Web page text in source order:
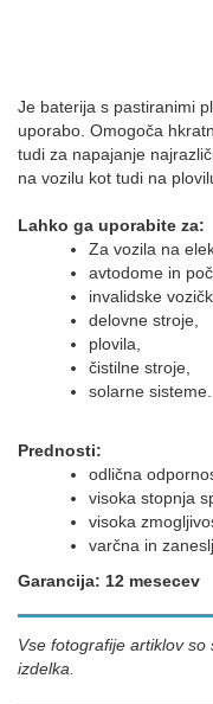
Je baterija s pastiranimi
uporabo. Omogoča
tudi za napajanje
na vozilu kot tudi na
Lahko ga uporabite za:
Za vozila na
avtodome in
invalidske
delovne stroje,
plovila,
čistilne stroje,
solarne sisteme.
Prednosti:
odlična
visoka stopnja
visoka
varčna in
Garancija: 12 mesecev
Vse fotografije artiklov
izdelka.